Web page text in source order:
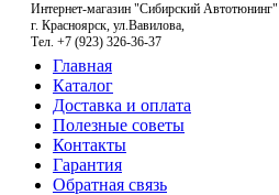
Интернет-магазин "Сибирский Автотюнинг"
г. Красноярск, ул.Вавилова,
Тел. +7 (923) 326-36-37
Главная
Каталог
Доставка и оплата
Полезные советы
Контакты
Гарантия
Обратная связь